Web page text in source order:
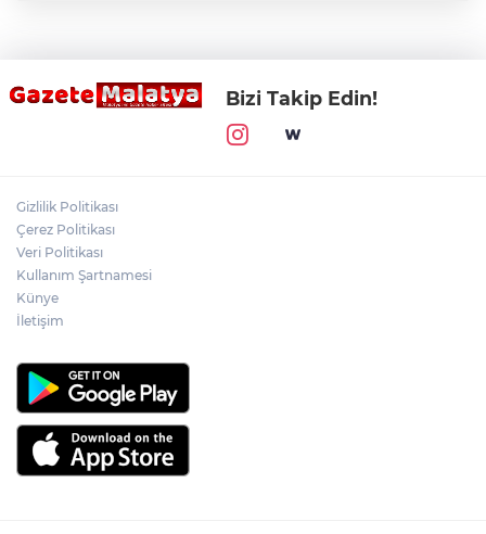
Bizi Takip Edin!
Gizlilik Politikası
Çerez Politikası
Veri Politikası
Kullanım Şartnamesi
Künye
İletişim